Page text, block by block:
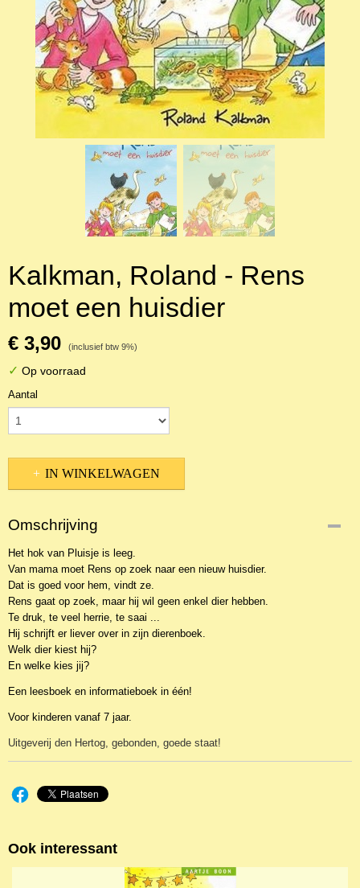
Kalkman, Roland - Rens
moet een huisdier
€ 3,90 (inclusief btw 9%)
✓ Op voorraad
Aantal
IN WINKELWAGEN
Omschrijving
Het hok van Pluisje is leeg.
Van mama moet Rens op zoek naar een nieuw huisdier.
Dat is goed voor hem, vindt ze.
Rens gaat op zoek, maar hij wil geen enkel dier hebben.
Te druk, te veel herrie, te saai ...
Hij schrijft er liever over in zijn dierenboek.
Welk dier kiest hij?
En welke kies jij?
Een leesboek en informatieboek in één!
Voor kinderen vanaf 7 jaar.
Uitgeverij den Hertog, gebonden, goede staat!
Ook interessant